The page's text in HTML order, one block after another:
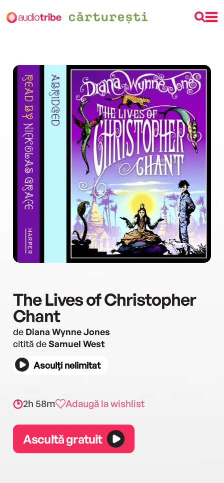
The Lives of Christopher
Chant
de Diana Wynne Jones
citită deSamuel West
Asculți nelimitat
2h 58m Adaugă la wishlist
Ascultă gratuit